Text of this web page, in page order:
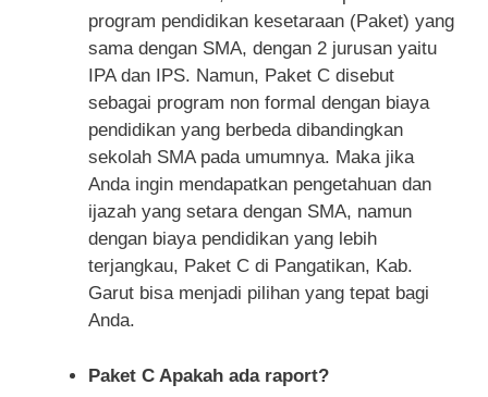
program pendidikan kesetaraan (Paket) yang
sama dengan SMA, dengan 2 jurusan yaitu
IPA dan IPS. Namun, Paket C disebut
sebagai program non formal dengan biaya
pendidikan yang berbeda dibandingkan
sekolah SMA pada umumnya. Maka jika
Anda ingin mendapatkan pengetahuan dan
ijazah yang setara dengan SMA, namun
dengan biaya pendidikan yang lebih
terjangkau, Paket C di Pangatikan, Kab.
Garut bisa menjadi pilihan yang tepat bagi
Anda.
Paket C Apakah ada raport?